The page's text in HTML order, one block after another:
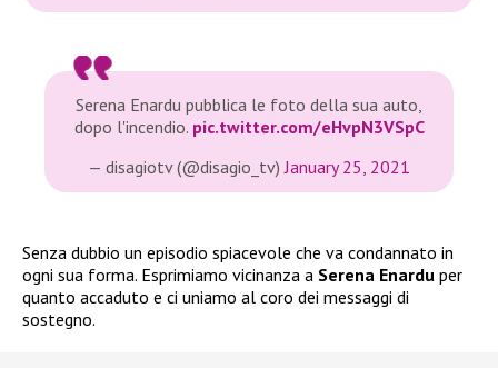
Serena Enardu pubblica le foto della sua auto,
dopo l'incendio. pic.twitter.com/eHvpN3VSpC
— disagiotv (@disagio_tv) January 25, 2021
Senza dubbio un episodio spiacevole che va condannato in
ogni sua forma. Esprimiamo vicinanza a Serena Enardu per
quanto accaduto e ci uniamo al coro dei messaggi di
sostegno.